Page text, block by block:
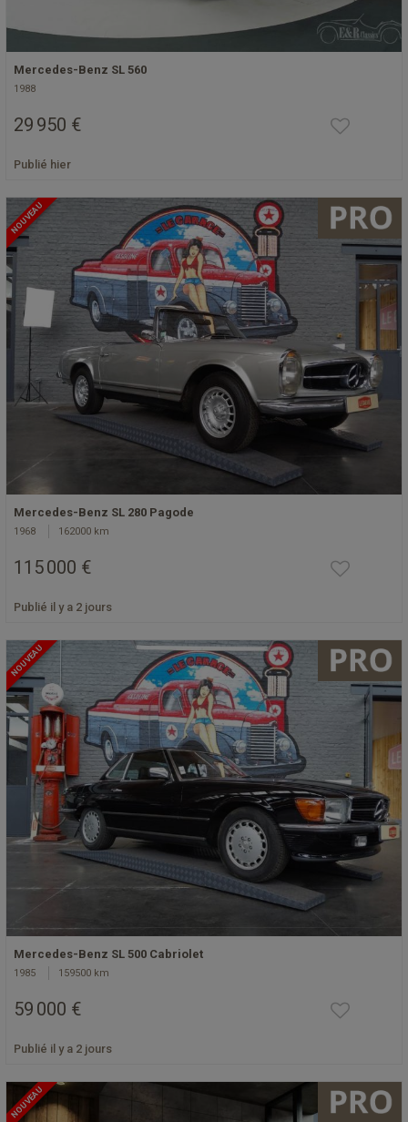
Mercedes-Benz SL 560
1988
29 950 €
Publié hier
NOUVEAU
Mercedes-Benz SL 280 Pagode
1968 162000 km
115 000 €
Publié il y a 2 jours
NOUVEAU
Mercedes-Benz SL 500 Cabriolet
1985 159500 km
59 000 €
Publié il y a 2 jours
NOUVEAU